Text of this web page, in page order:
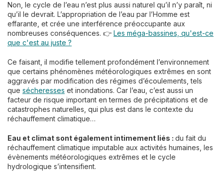
Non, le cycle de l’eau n’est plus aussi naturel qu’il n’y paraît, ni
qu’il le devrait. L’appropriation de l’eau par l’Homme est
effarante, et crée une interférence préoccupante aux
nombreuses conséquences. 👉 Les méga-bassines, qu'est-ce
que c'est au juste ?
Ce faisant, il modifie tellement profondément l’environnement
que certains phénomènes météorologiques extrêmes en sont
aggravés par modification des régimes d’écoulements, tels
que sécheresses et inondations. Car l’eau, c’est aussi un
facteur de risque important en termes de précipitations et de
catastrophes naturelles, qui plus est dans le contexte du
réchauffement climatique…
Eau et climat sont également intimement liés : du fait du
réchauffement climatique imputable aux activités humaines, les
évènements météorologiques extrêmes et le cycle
hydrologique s’intensifient.